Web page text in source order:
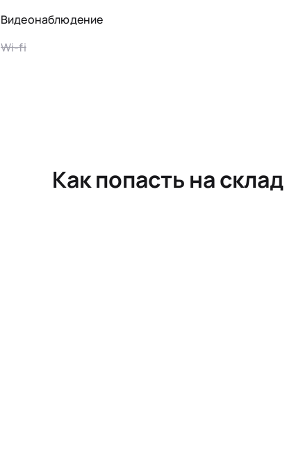
Видеонаблюдение
Wi-fi
Как попасть на склад